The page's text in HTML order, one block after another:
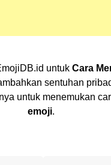
untuk Cara
sentuhan
untuk menemukan
emoji.